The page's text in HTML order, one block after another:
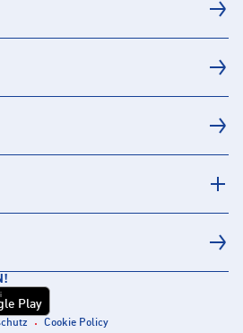
Play
Cookie Policy